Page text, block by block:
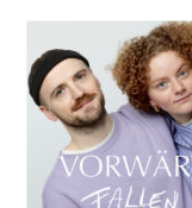
springen